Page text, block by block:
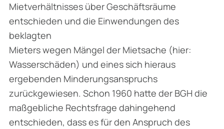
Mietverhältnisses über Geschäftsräume
entschieden und die Einwendungen des
beklagten
Mieters wegen Mängel der Mietsache (hier:
Wasserschäden) und eines sich hieraus
ergebenden Minderungsanspruchs
zurückgewiesen. Schon 1960 hatte der BGH die
maßgebliche Rechtsfrage dahingehend
entschieden, dass es für den Anspruch des